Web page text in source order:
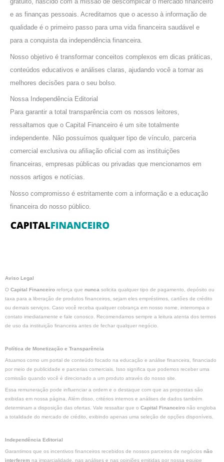
r
p
o
e as finanças pessoais. Acreditamos que o acesso à informação de
qualidade é o primeiro passo para uma vida financeira saudável e
para a conquista da independência financeira.
Nosso objetivo é transformar conceitos complexos em dicas práticas,
conteúdos educativos e análises claras, ajudando você a tomar as
melhores decisões para o seu bolso.
Nossa Independência Editorial
Para garantir a total transparência com os nossos leitores,
ressaltamos que o Capital Financeiro é um site totalmente
independente. Não possuímos qualquer tipo de vínculo, parceria
comercial exclusiva ou afiliação oficial com as instituições
financeiras, empresas públicas ou privadas que mencionamos em
nossos artigos e notícias.
Nosso compromisso é estritamente com a informação e a educação
financeira do nosso público.
Aviso Legal
O Capital Financeiro reforça que nunca solicita qualquer tipo de pagamento, depósito ou
taxa para a liberação de produtos financeiros, sejam eles empréstimos, cartões de crédito
ou demais serviços. Caso você receba qualquer cobrança em nosso nome, interrompa o
contato imediatamente e fale conosco. Recomendamos sempre a leitura atenta dos termos
de uso da instituição financeira antes de fechar qualquer negócio.
Política de Monetização e Transparência
Atuamos como um portal de conteúdo focado na educação e análise financeira, financiado
por meio de publicidade e parcerias comerciais. Isso significa que podemos receber uma
comissão quando você é direcionado a um produto através do nosso site.
Essa remuneração pode influenciar a ordem e o destaque com que as propostas são
exibidas em nossa página. Além disso, critérios internos e análises de dados também
determinam a disposição das ofertas. Vale ressaltar que o Capital Financeiro não engloba
a totalidade do mercado de crédito, exibindo apenas uma seleção de opções disponíveis.
Independência Editorial
Garantimos que os incentivos financeiros recebidos de nossos parceiros de negócios não
interferem na imparcialidade, nas análises e nas opiniões emitidas por nossa equipe